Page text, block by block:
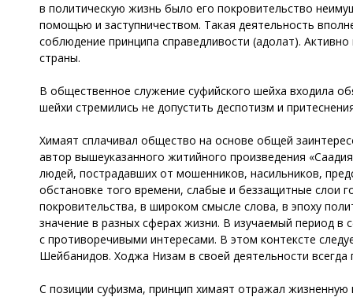
в политическую жизнь было его покровительство
помощью и заступничеством. Такая деятельность
соблюдение принципа справедливости (адолат).
страны.
В общественное служение cуфийского шейха входила
шейхи стремились не допустить деспотизм и
Химаят сплачивал общество на основе общей
автор вышеуказанного житийного произведения
людей, пострадавших от мошенников, насильников,
обстановке того времени, слабые и беззащитные слои
покровительства, в широком смысле слова, в эпоху
значение в разных сферах жизни. В изучаемый период в
с противоречивыми интересами. В этом контексте
Шейбанидов. Ходжа Низам в своей деятельности
С позиции суфизма, принцип химаят отражал